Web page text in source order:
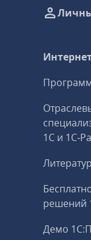
1С и
решений
Демо